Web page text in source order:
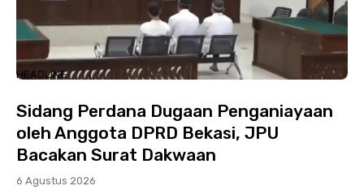
HEADLINE
Sidang Perdana Dugaan Penganiayaan
oleh Anggota DPRD Bekasi, JPU
Bacakan Surat Dakwaan
6 Agustus 2026